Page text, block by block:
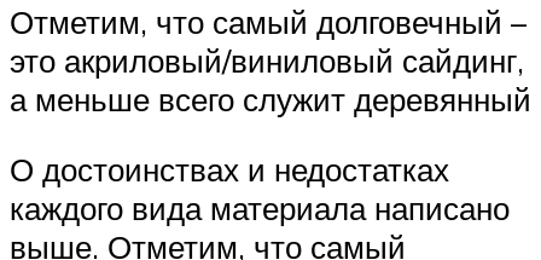
Отметим, что самый долговечный –
это акриловый/виниловый сайдинг,
а меньше всего служит деревянный
О достоинствах и недостатках
каждого вида материала написано
выше. Отметим, что самый